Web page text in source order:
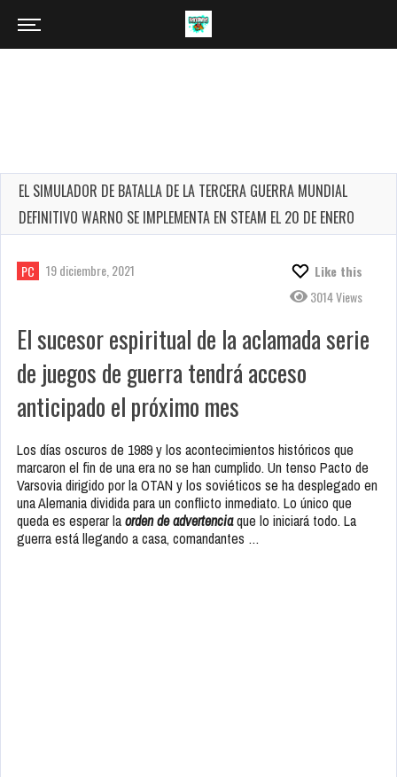
EL SIMULADOR DE BATALLA DE LA TERCERA GUERRA MUNDIAL
DEFINITIVO WARNO SE IMPLEMENTA EN STEAM EL 20 DE ENERO
PC 19 diciembre, 2021
Like this
3014 Views
El sucesor espiritual de la aclamada serie
de juegos de guerra tendrá acceso
anticipado el próximo mes
Los días oscuros de 1989 y los acontecimientos históricos que
marcaron el fin de una era no se han cumplido. Un tenso Pacto de
Varsovia dirigido por la OTAN y los soviéticos se ha desplegado en
una Alemania dividida para un conflicto inmediato. Lo único que
queda es esperar laorden de advertenciaque lo iniciará todo. La
guerra está llegando a casa, comandantes …